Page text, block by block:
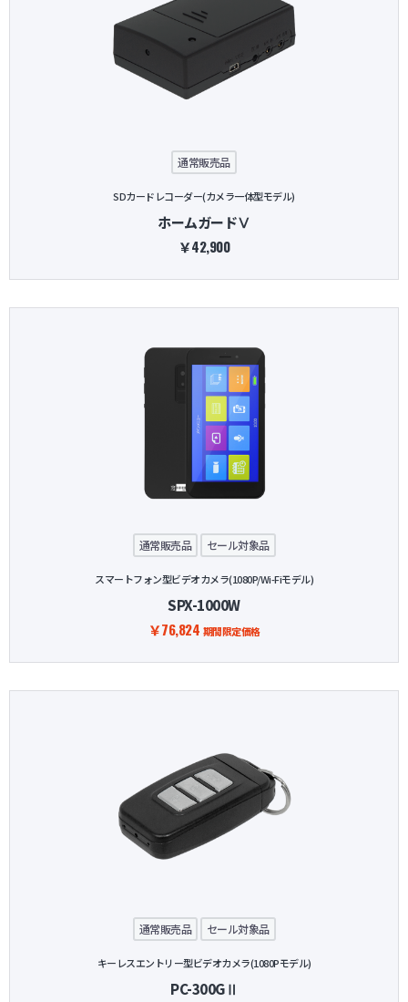
通常販売品
SDカードレコーダー(カメラ一体型モデル)
ホームガードⅤ
￥42,900
通常販売品 セール対象品
スマートフォン型ビデオカメラ(1080P/Wi-Fiモデル)
SPX-1000W
￥76,824 期間限定価格
通常販売品 セール対象品
キーレスエントリー型ビデオカメラ(1080Pモデル)
PC-300GⅡ